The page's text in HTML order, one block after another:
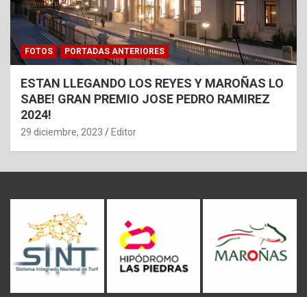
FOTOS PORTADAS ANTERIORES
ESTAN LLEGANDO LOS REYES Y MAROÑAS LO
SABE! GRAN PREMIO JOSE PEDRO RAMIREZ
2024!
29 diciembre, 2023 Editor